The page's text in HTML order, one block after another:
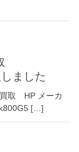
ました
取 HP メーカ
[…]